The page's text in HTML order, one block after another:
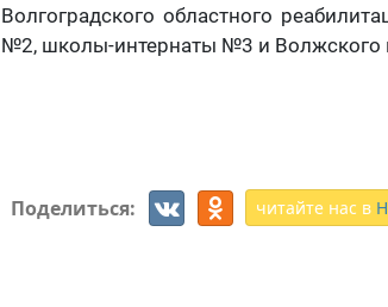
Волгоградского областного
№2, школы-интернаты №3 и Волжского
Поделиться: читайте нас в